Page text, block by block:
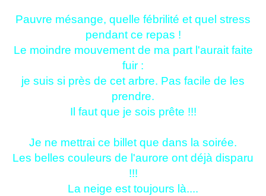
Pauvre mésange, quelle fébrilité et quel stress
pendant ce repas !
Le moindre mouvement de ma part l'aurait faite
fuir :
je suis si près de cet arbre. Pas facile de les
prendre.
Il faut que je sois prête !!!
Je ne mettrai ce billet que dans la soirée.
Les belles couleurs de l'aurore ont déjà disparu
!!!
La neige est toujours là....